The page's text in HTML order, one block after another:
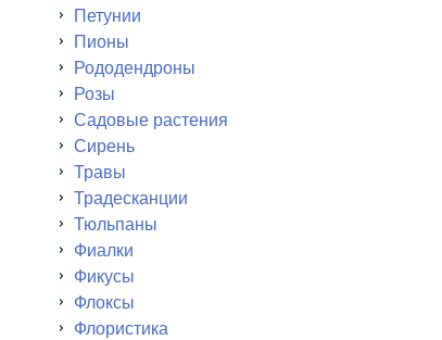
Петунии
Пионы
Рододендроны
Розы
Садовые растения
Сирень
Травы
Традесканции
Тюльпаны
Фиалки
Фикусы
Флоксы
Флористика